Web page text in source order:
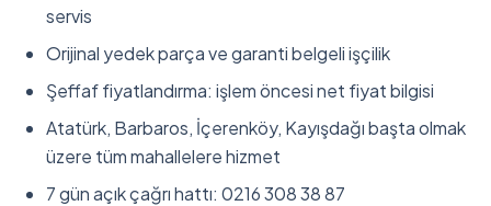
servis
Orijinal yedek parça ve garanti belgeli işçilik
Şeffaf fiyatlandırma: işlem öncesi net fiyat bilgisi
Atatürk, Barbaros, İçerenköy, Kayışdağı başta olmak
üzere tüm mahallelere hizmet
7 gün açık çağrı hattı: 0216 308 38 87